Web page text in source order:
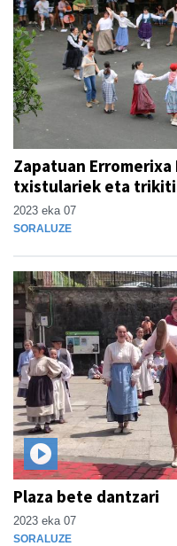
Zapatuan
txistulariek eta
2023 eka 07
SORALUZE
Plaza bete dantzari
2023 eka 07
SORALUZE